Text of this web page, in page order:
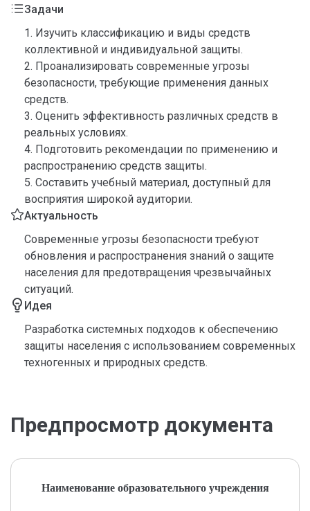
Задачи
1. Изучить классификацию и виды средств
коллективной и индивидуальной защиты.
2. Проанализировать современные угрозы
безопасности, требующие применения данных
средств.
3. Оценить эффективность различных средств в
реальных условиях.
4. Подготовить рекомендации по применению и
распространению средств защиты.
5. Составить учебный материал, доступный для
восприятия широкой аудитории.
Актуальность
Современные угрозы безопасности требуют
обновления и распространения знаний о защите
населения для предотвращения чрезвычайных
ситуаций.
Идея
Разработка системных подходов к обеспечению
защиты населения с использованием современных
техногенных и природных средств.
Предпросмотр документа
Наименование образовательного учреждения